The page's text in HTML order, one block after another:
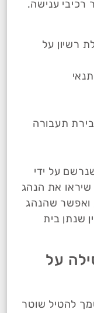
רכיבי ענישה.
רשיון על
תעבורה
על ידי
את הנהג
ואפשר שהנהג
שנתן בית
על
להטיל שוטר